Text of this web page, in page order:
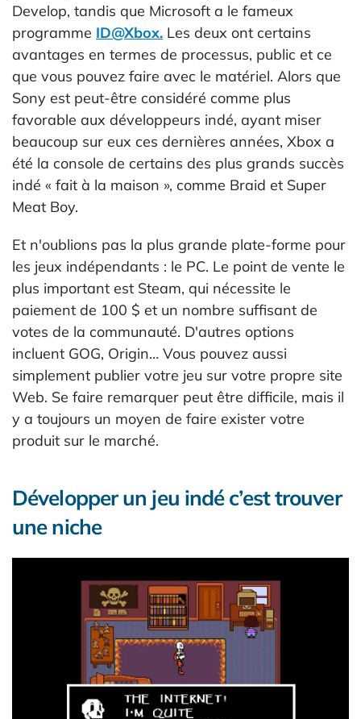
Develop, tandis que Microsoft a le fameux
programme ID@Xbox. Les deux ont certains
avantages en termes de processus, public et ce
que vous pouvez faire avec le matériel. Alors que
Sony est peut-être considéré comme plus
favorable aux développeurs indé, ayant miser
beaucoup sur eux ces dernières années, Xbox a
été la console de certains des plus grands succès
indé « fait à la maison », comme Braid et Super
Meat Boy.
Et n'oublions pas la plus grande plate-forme pour
les jeux indépendants : le PC. Le point de vente le
plus important est Steam, qui nécessite le
paiement de 100 $ et un nombre suffisant de
votes de la communauté. D'autres options
incluent GOG, Origin… Vous pouvez aussi
simplement publier votre jeu sur votre propre site
Web. Se faire remarquer peut être difficile, mais il
y a toujours un moyen de faire exister votre
produit sur le marché.
Développer un jeu indé c’est trouver
une niche